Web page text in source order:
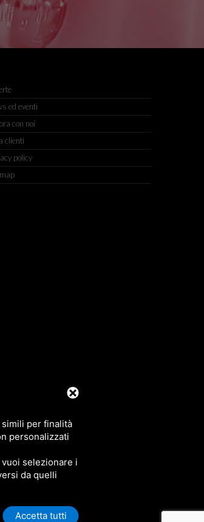
ed eventi
con noi
clienti
policy
00748970290
per finalità
personalizzati
selezionare i
da quelli
Accetta tutti